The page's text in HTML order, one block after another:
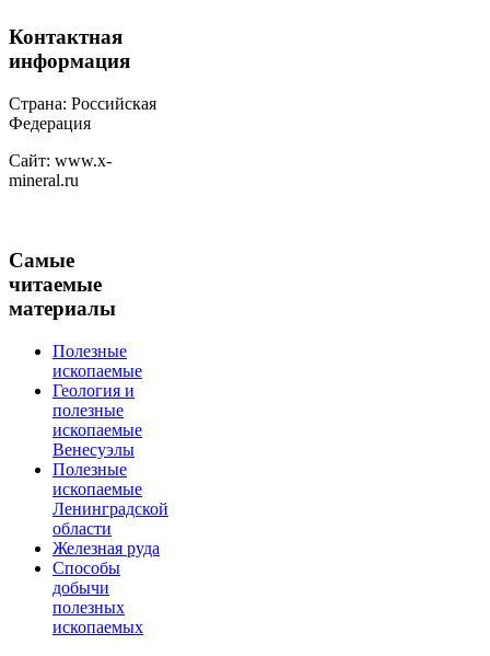
Контактная
информация
Страна: Российская
Федерация
Сайт: www.x-
mineral.ru
Самые
читаемые
материалы
Полезные
ископаемые
Геология и
полезные
ископаемые
Венесуэлы
Полезные
ископаемые
Ленинградской
области
Железная руда
Способы
добычи
полезных
ископаемых